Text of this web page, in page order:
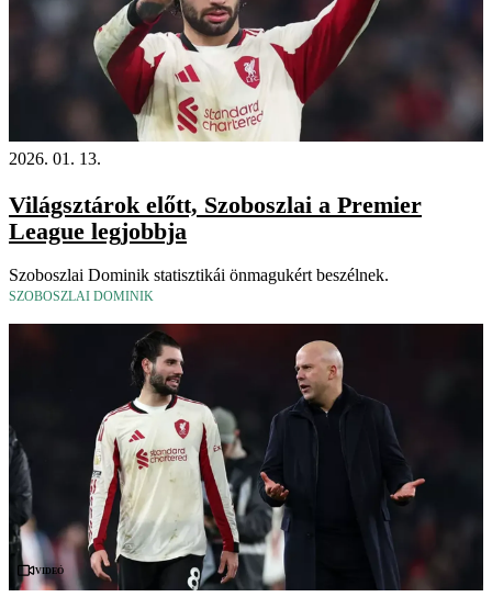
2026. 01. 13.
Világsztárok előtt, Szoboszlai a Premier
League legjobbja
Szoboszlai Dominik statisztikái önmagukért beszélnek.
SZOBOSZLAI DOMINIK
Videó